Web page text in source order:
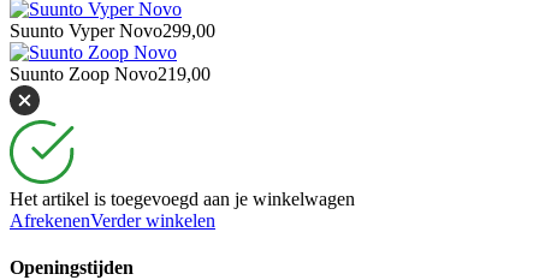
Suunto Vyper Novo299,00
Suunto Zoop Novo219,00
Het artikel is toegevoegd aan je winkelwagen
AfrekenenVerder winkelen
Openingstijden